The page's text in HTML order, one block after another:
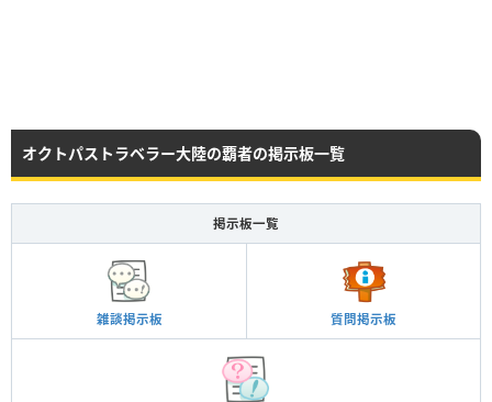
オクトパストラベラー大陸の覇者の掲示板一覧
掲示板一覧
雑談掲示板 質問掲示板